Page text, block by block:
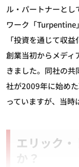
ル・パートナーとし
ワーク「Turpentine
「投資を通じて収
創業当初からメディ
きました。同社の
社が2009年に始め
っていますが、当時
エリック
か？